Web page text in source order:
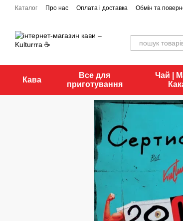
Перейти до основного контенту
Каталог Про нас Оплата і доставка Обмін та
Кава
Все для
приготування
Чай |